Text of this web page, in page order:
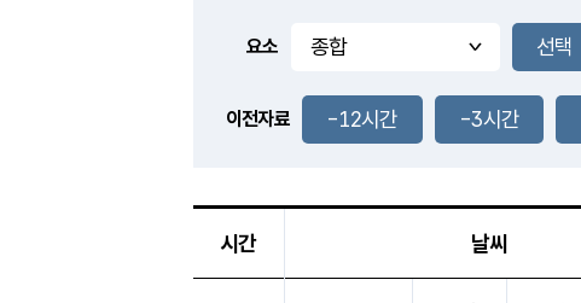
풍도
1.6m/s
-
요소
이전자료 -12시간 -3시간
시간 날씨